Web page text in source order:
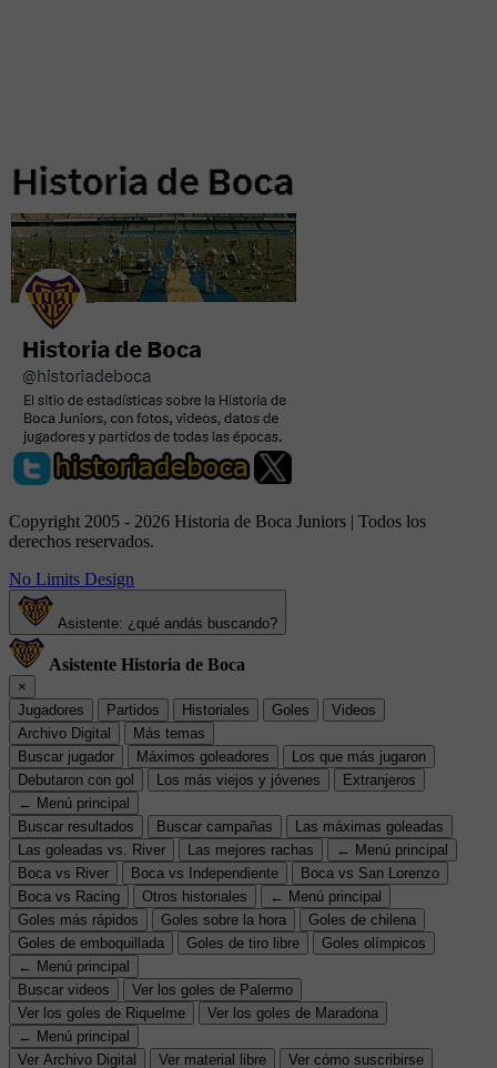
Copyright 2005 - 2026 Historia de Boca Juniors | Todos los
derechos reservados.
No Limits Design
Asistente: ¿qué andás buscando?
Asistente Historia de Boca
×
Jugadores
Partidos Historiales Goles
Videos
Archivo Digital
Más temas
Buscar jugador
Máximos goleadores
Los que más jugaron
Debutaron con gol
Los más viejos y jóvenes
Extranjeros
← Menú principal
Buscar resultados
Buscar campañas
Las máximas goleadas
Las goleadas vs. River
Las mejores rachas
← Menú principal
Boca vs River
Boca vs Independiente
Boca vs San Lorenzo
Boca vs Racing
Otros historiales
← Menú principal
Goles más rápidos
Goles sobre la hora
Goles de chilena
Goles de emboquillada
Goles de tiro libre
Goles olímpicos
← Menú principal
Buscar videos
Ver los goles de Palermo
Ver los goles de Riquelme
Ver los goles de Maradona
← Menú principal
Ver Archivo Digital
Ver material libre Ver cómo suscribirse